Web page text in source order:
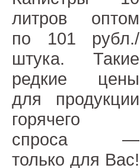
литров оптом
по 101 рубл./
штука. Такие
редкие цены
для продукции
горячего
спроса —
только для Вас!